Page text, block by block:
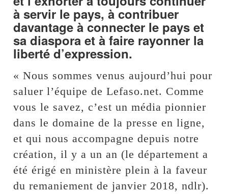
à servir le pays, à contribuer
davantage à connecter le pays et
sa diaspora et à faire rayonner la
liberté d’expression.
« Nous sommes venus aujourd’hui pour
saluer l’équipe de Lefaso.net. Comme
vous le savez, c’est un média pionnier
dans le domaine de la presse en ligne,
et qui nous accompagne depuis notre
création, il y a un an (le département a
été érigé en ministère plein à la faveur
du remaniement de janvier 2018, ndlr).